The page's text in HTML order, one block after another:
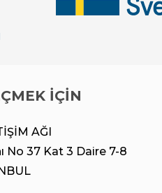
İÇİN
AĞI
No 37 Kat 3 Daire 7-8